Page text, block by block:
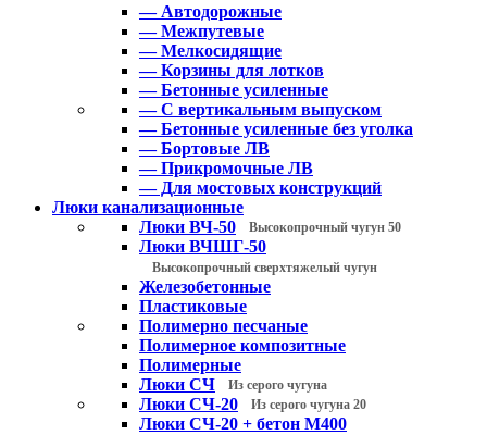
— Автодорожные
— Межпутевые
— Мелкосидящие
— Корзины для лотков
— Бетонные усиленные
— С вертикальным выпуском
— Бетонные усиленные без уголка
— Бортовые ЛВ
— Прикромочные ЛВ
— Для мостовых конструкций
Люки канализационные
Люки ВЧ-50
Высокопрочный чугун 50
Люки ВЧШГ-50
Высокопрочный сверхтяжелый чугун
Железобетонные
Пластиковые
Полимерно песчаные
Полимерное композитные
Полимерные
Люки СЧ
Из серого чугуна
Люки СЧ-20 Из серого чугуна 20
Люки СЧ-20 + бетон М400